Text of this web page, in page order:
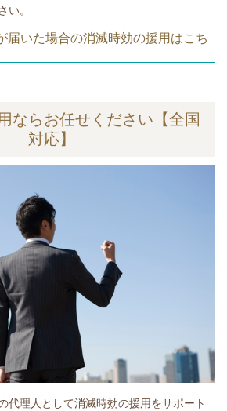
い。
届いた場合の消滅時効の援用はこち
ならお任せください【全国
対応】
代理人として消滅時効の援用をサポート